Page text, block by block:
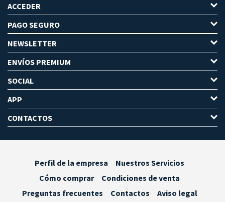
ACCEDER
PAGO SEGURO
NEWSLETTER
ENVÍOS PREMIUM
SOCIAL
APP
CONTACTOS
Perfil de la empresa
Nuestros Servicios
Cómo comprar
Condiciones de venta
Preguntas frecuentes
Contactos
Aviso legal